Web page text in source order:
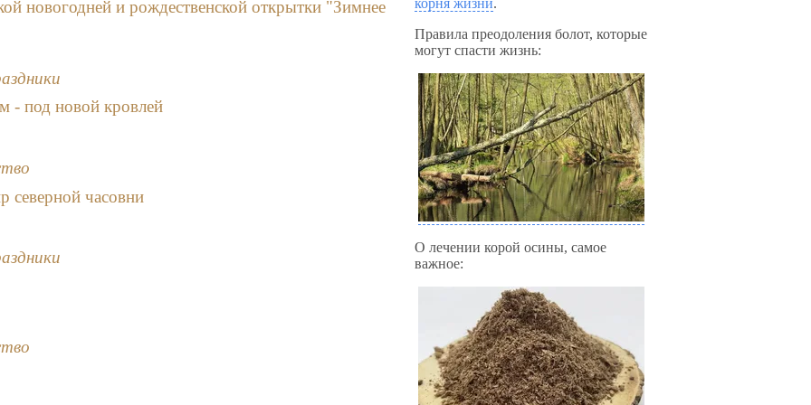
новогодней и рождественской открытки "Зимнее
- под новой кровлей
северной часовни
Правила преодоления болот, которые
могут спасти жизнь:
О лечении корой осины, самое
важное: